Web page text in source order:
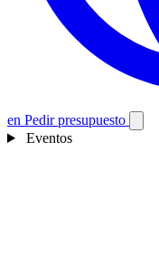
en Pedir presupuesto
Eventos